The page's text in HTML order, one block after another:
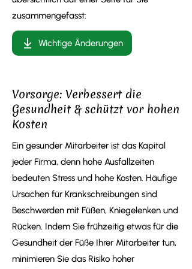
zusammengefasst:
Wichtige Änderungen
Vorsorge: Verbessert die
Gesundheit & schützt vor hohen
Kosten
Ein gesunder Mitarbeiter ist das Kapital
jeder Firma, denn hohe Ausfallzeiten
bedeuten Stress und hohe Kosten. Häufige
Ursachen für Krankschreibungen sind
Beschwerden mit Füßen, Kniegelenken und
Rücken. Indem Sie frühzeitig etwas für die
Gesundheit der Füße Ihrer Mitarbeiter tun,
minimieren Sie das Risiko hoher